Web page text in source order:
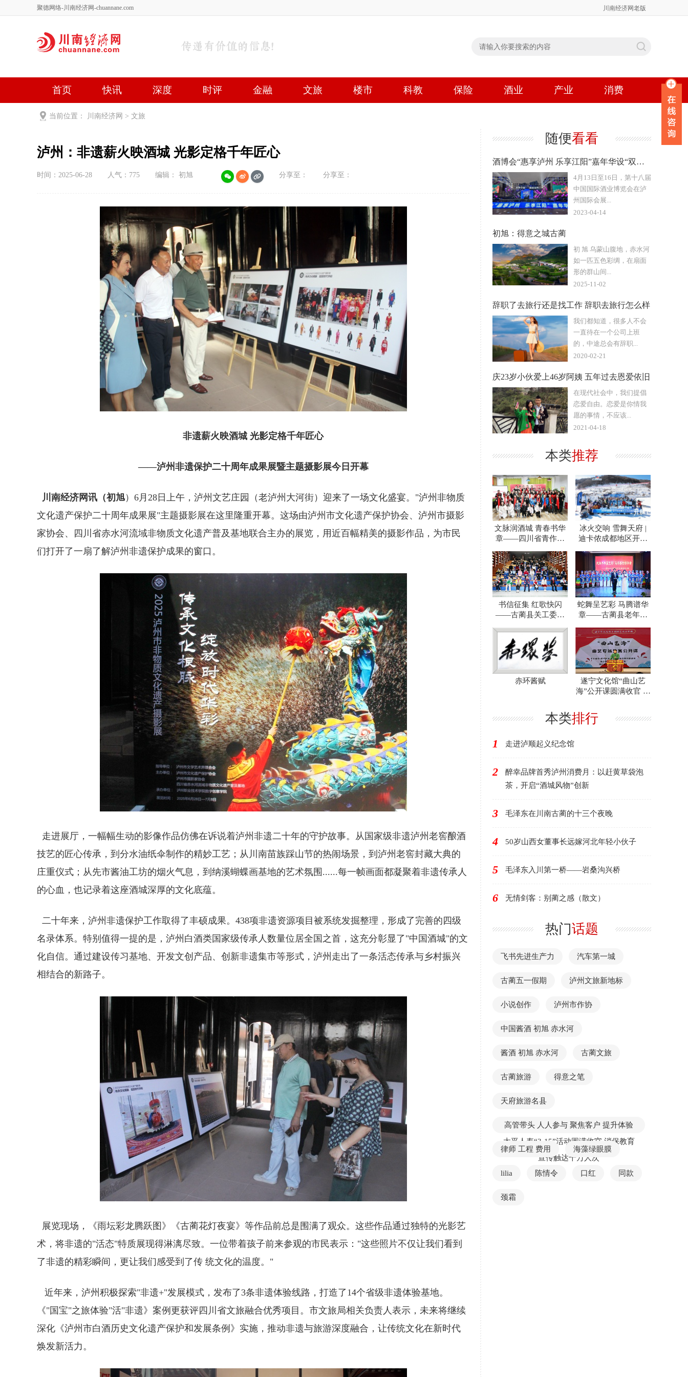
聚德网络-川南经济网-chuannane.com 川南经济网老版
首页 快讯 深度 时评 金融 文旅 楼市 科教 保险 酒业 产业 消费
健康 文艺
当前位置： 川南经济网 > 文旅
泸州：非遗薪火映酒城 光影定格千年匠心
时间：2025-06-28 人气： 775 编辑： 初旭 分享至： 分享至：
非遗薪火映酒城 光影定格千年匠心
——泸州非遗保护二十周年成果展暨主题摄影展今日开幕
川南经济网讯（初旭）6月28日上午，泸州文艺庄园（老泸州大河街）迎来了一场文化盛宴。"泸州非物质
文化遗产保护二十周年成果展"主题摄影展在这里隆重开幕。这场由泸州市文化遗产保护协会、泸州市摄影
家协会、四川省赤水河流域非物质文化遗产普及基地联合主办的展览，用近百幅精美的摄影作品，为市民
们打开了一扇了解泸州非遗保护成果的窗口。
走进展厅，一幅幅生动的影像作品仿佛在诉说着泸州非遗二十年的守护故事。从国家级非遗泸州老窖酿酒
技艺的匠心传承，到分水油纸伞制作的精妙工艺；从川南苗族踩山节的热闹场景，到泸州老窖封藏大典的
庄重仪式；从先市酱油工坊的烟火气息，到纳溪蝴蝶画基地的艺术氛围......每一帧画面都凝聚着非遗传承人
的心血，也记录着这座酒城深厚的文化底蕴。
二十年来，泸州非遗保护工作取得了丰硕成果。438项非遗资源项目被系统发掘整理，形成了完善的四级
名录体系。特别值得一提的是，泸州白酒类国家级传承人数量位居全国之首，这充分彰显了"中国酒城"的文
化自信。通过建设传习基地、开发文创产品、创新非遗集市等形式，泸州走出了一条活态传承与乡村振兴
相结合的新路子。
展览现场，《雨坛彩龙腾跃图》《古蔺花灯夜宴》等作品前总是围满了观众。这些作品通过独特的光影艺
术，将非遗的"活态"特质展现得淋漓尽致。一位带着孩子前来参观的市民表示："这些照片不仅让我们看到
了非遗的精彩瞬间，更让我们感受到了传 统文化的温度。"
近年来，泸州积极探索"非遗+"发展模式，发布了3条非遗体验线路，打造了14个省级非遗体验基地。
《"国宝"之旅体验"活"非遗》案例更获评四川省文旅融合优秀项目。市文旅局相关负责人表示，未来将继续
深化《泸州市白酒历史文化遗产保护和发展条例》实施，推动非遗与旅游深度融合，让传统文化在新时代
焕发新活力。
随便看看
酒博会“惠享泸州 乐享江阳”嘉年华设“双会场”邀你来嗨
4月13日至16日，第十八届
中国国际酒业博览会在泸
州国际会展...
2023-04-14
初旭：得意之城古蔺
初 旭 乌蒙山腹地，赤水河
如一匹五色彩绸，在扇面
形的群山间...
2025-11-02
辞职了去旅行还是找工作 辞职去旅行怎么样
我们都知道，很多人不会
一直待在一个公司上班
的，中途总会有辞职...
2020-02-21
庆23岁小伙爱上46岁阿姨 五年过去恩爱依旧
在现代社会中，我们提倡
恋爱自由。恋爱是你情我
愿的事情，不应该...
2021-04-18
本类推荐
文脉润酒城 青春书华
章——四川省青作协
之路
冰火交响 雪舞天府 |
迪卡侬成都地区开板
书信征集 红歌快闪
——古蔺县关工委包
蛇舞呈艺彩 马腾谱华
章——古蔺县老年人
艺展
赤环酱赋
遂宁文化馆“曲山艺
海”公开课圆满收官 年
本类排行
1 走进泸顺起义纪念馆
2
醉幸品牌首秀泸州消费月：以赶黄草袋泡
茶，开启“酒城风物”创新
3 毛泽东在川南古蔺的十三个夜晚
4 50岁山西女董事长远嫁河北年轻小伙子
5 毛泽东入川第一桥——岩桑沟兴桥
6 无情剑客：别蔺之感（散文）
热门话题
飞书先进生产力 汽车第一城
古蔺五一假期 泸州文旅新地标
小说创作 泸州市作协
中国酱酒 初旭 赤水河
酱酒 初旭 赤水河 古蔺文旅
古蔺旅游 得意之笔
天府旅游名县
高管带头 人人参与 聚焦客户 提升体验
太平人寿“3·15”活动圆满收官 消保教育
宣传触达千万人次
律师 工程 费用 海藻绿眼膜
lilia 陈情令 口红 同款
颈霜